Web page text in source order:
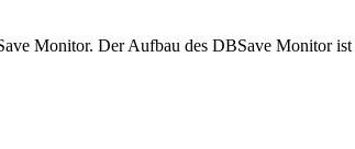
Monitor. Der Aufbau des DBSave Monitor